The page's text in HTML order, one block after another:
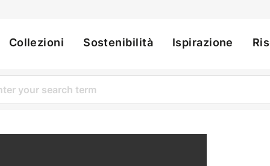
Collezioni Sostenibilità Ispirazione